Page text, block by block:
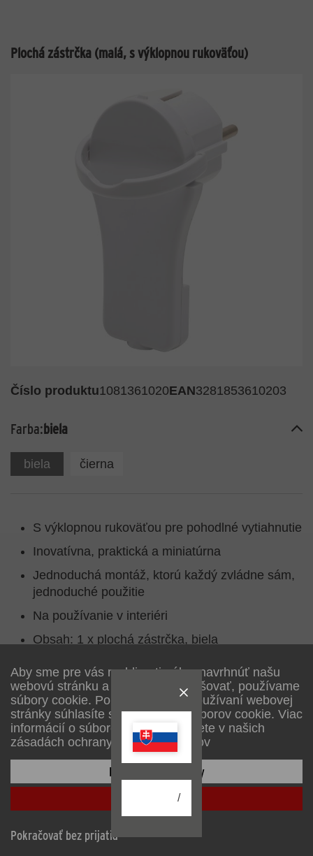
Aby sme pre vás mohli optimálne navrhnúť našu
webovú stránku a neustále ju zlepšovať, používame
súbory cookie. Pokračovaním v používaní webovej
stránky súhlasíte s používaním súborov cookie. Viac
informácií o súboroch cookie nájdete v našich
zásadách ochrany osobných údajov
Konfigurácia stránky
Prijať všetko
Pokračovať bez prijatia
/
Plochá zástrčka (malá, s výklopnou rukoväťou)
Číslo produktu1081361020EAN3281853610203
Farba:biela
biela čierna
S výklopnou rukoväťou pre pohodlné vytiahnutie
Inovatívna, praktická a miniatúrna
Jednoduchá montáž, ktorú každý zvládne sám,
jednoduché použitie
Na používanie v interiéri
Obsah: 1 x plochá zástrčka, biela
Popis
Technické dáta
Technické a farebné zmeny vyhradené